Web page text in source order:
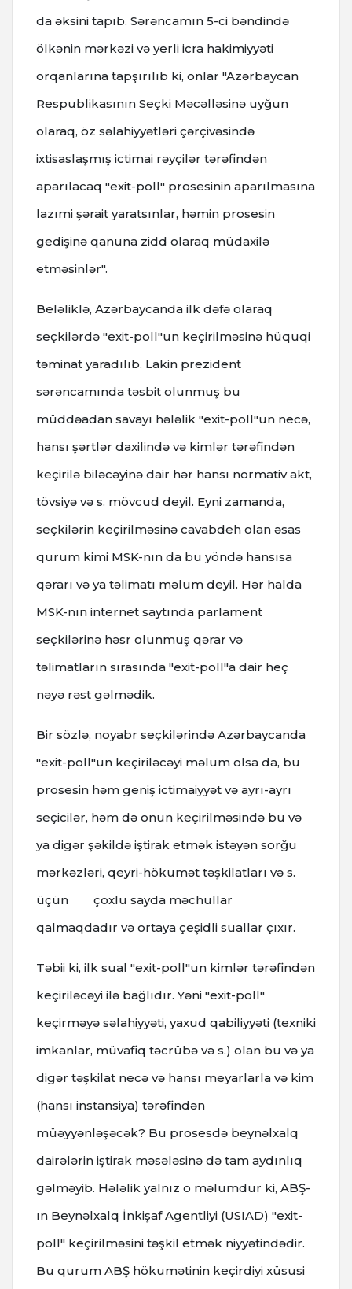
da əksini tapıb. Sərəncamın 5-ci bəndində
ölkənin mərkəzi və yerli icra hakimiyyəti
orqanlarına tapşırılıb ki, onlar "Azərbaycan
Respublikasının Seçki Məcəlləsinə uyğun
olaraq, öz səlahiyyətləri çərçivəsində
ixtisaslaşmış ictimai rəyçilər tərəfindən
aparılacaq "exit-poll" prosesinin aparılmasına
lazımi şərait yaratsınlar, həmin prosesin
gedişinə qanuna zidd olaraq müdaxilə
etməsinlər".
Beləliklə, Azərbaycanda ilk dəfə olaraq
seçkilərdə "exit-poll"un keçirilməsinə hüquqi
təminat yaradılıb. Lakin prezident
sərəncamında təsbit olunmuş bu
müddəadan savayı hələlik "exit-poll"un necə,
hansı şərtlər daxilində və kimlər tərəfindən
keçirilə biləcəyinə dair hər hansı normativ akt,
tövsiyə və s. mövcud deyil. Eyni zamanda,
seçkilərin keçirilməsinə cavabdeh olan əsas
qurum kimi MSK-nın da bu yöndə hansısa
qərarı və ya təlimatı məlum deyil. Hər halda
MSK-nın internet saytında parlament
seçkilərinə həsr olunmuş qərar və
təlimatların sırasında "exit-poll"a dair heç
nəyə rəst gəlmədik.
Bir sözlə, noyabr seçkilərində Azərbaycanda
"exit-poll"un keçiriləcəyi məlum olsa da, bu
prosesin həm geniş ictimaiyyət və ayrı-ayrı
seçicilər, həm də onun keçirilməsində bu və
ya digər şəkildə iştirak etmək istəyən sorğu
mərkəzləri, qeyri-hökumət təşkilatları və s.
üçün çoxlu sayda məchullar
qalmaqdadır və ortaya çeşidli suallar çıxır.
Təbii ki, ilk sual "exit-poll"un kimlər tərəfindən
keçiriləcəyi ilə bağlıdır. Yəni "exit-poll"
keçirməyə səlahiyyəti, yaxud qabiliyyəti (texniki
imkanlar, müvafiq təcrübə və s.) olan bu və ya
digər təşkilat necə və hansı meyarlarla və kim
(hansı instansiya) tərəfindən
müəyyənləşəcək? Bu prosesdə beynəlxalq
dairələrin iştirak məsələsinə də tam aydınlıq
gəlməyib. Hələlik yalnız o məlumdur ki, ABŞ-
ın Beynəlxalq İnkişaf Agentliyi (USIAD) "exit-
poll" keçirilməsini təşkil etmək niyyətindədir.
Bu qurum ABŞ hökumətinin keçirdiyi xüsusi